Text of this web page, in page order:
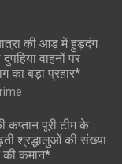
की आड़ में हुड़दंग
वाहनों पर
का बड़ा प्रहार*
कप्तान पूरी टीम के
श्रद्धालुओं की संख्या
की कमान*